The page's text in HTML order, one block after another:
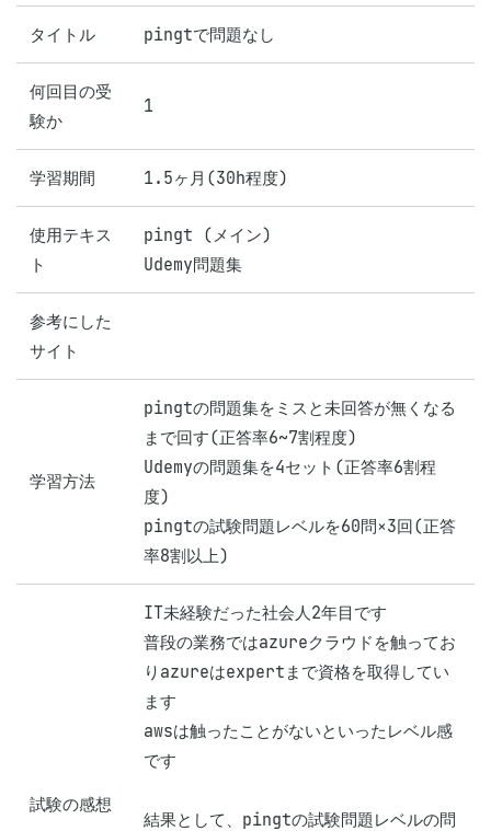
タイトル pingtで問題なし
何回目の受
験か
1
学習期間 1.5ヶ月(30h程度)
使用テキス
ト
pingt (メイン)
Udemy問題集
参考にした
サイト
学習方法
pingtの問題集をミスと未回答が無くなる
まで回す(正答率6~7割程度)
Udemyの問題集を4セット(正答率6割程
度)
pingtの試験問題レベルを60問×3回(正答
試験の感想
IT未経験だった社会人2年目です
普段の業務ではazureクラウドを触ってお
りazureはexpertまで資格を取得してい
ます
awsは触ったことがないといったレベル感
です
結果として、pingtの試験問題レベルの問